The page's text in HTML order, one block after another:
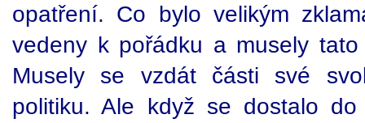
opatření. Co bylo velikým
vedeny k pořádku a musely
Musely se vzdát části své
politiku. Ale když se dostalo